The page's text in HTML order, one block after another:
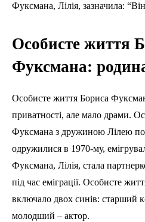
Фуксмана, Лілія, зазначила:
Особисте життя
Фуксмана:
Особисте життя Бориса
приватності, але мало драми.
Фуксмана з дружиною Лілею
одружилися в 1970-му,
Фуксмана, Лілія, стала
під час еміграції. Особисте
включало двох синів: старший
молодший – актор.